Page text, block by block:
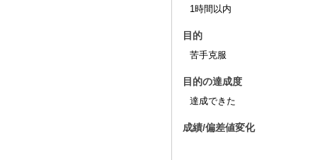
1時間以内
目的
苦手克服
目的の達成度
達成できた
成績/偏差値変化